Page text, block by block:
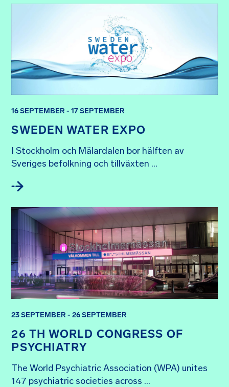
SWEDEN WATER EXPO
16 SEPTEMBER - 17 SEPTEMBER
I Stockholm och Mälardalen bor hälften av
Sveriges befolkning och tillväxten ...
26 TH WORLD CONGRESS OF
PSYCHIATRY
23 SEPTEMBER - 26 SEPTEMBER
The World Psychiatric Association (WPA) unites
147 psychiatric societies across ...